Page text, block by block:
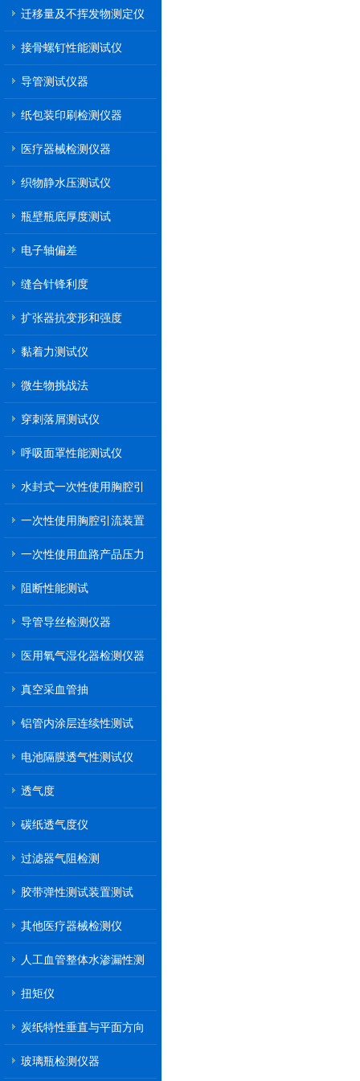
迁移量及不挥发物测定仪
接骨螺钉性能测试仪
导管测试仪器
纸包装印刷检测仪器
医疗器械检测仪器
织物静水压测试仪
瓶壁瓶底厚度测试
电子轴偏差
缝合针锋利度
扩张器抗变形和强度
黏着力测试仪
微生物挑战法
穿刺落屑测试仪
呼吸面罩性能测试仪
水封式一次性使用胸腔引
一次性使用胸腔引流装置
一次性使用血路产品压力
阻断性能测试
导管导丝检测仪器
医用氧气湿化器检测仪器
真空采血管抽
铝管内涂层连续性测试
电池隔膜透气性测试仪
透气度
碳纸透气度仪
过滤器气阻检测
胶带弹性测试装置测试
其他医疗器械检测仪
人工血管整体水渗漏性测
扭矩仪
炭纸特性垂直与平面方向
玻璃瓶检测仪器